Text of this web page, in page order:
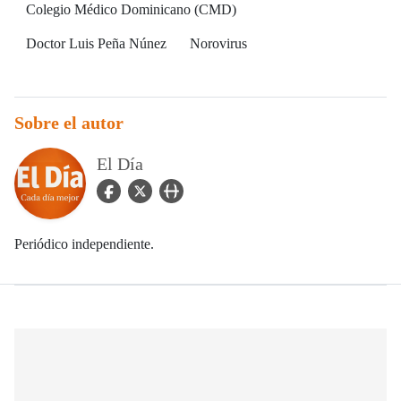
Colegio Médico Dominicano (CMD)
Doctor Luis Peña Núnez Norovirus
Sobre el autor
El Día
facebook Icon
twitter Iconuser_url Icon
Periódico independiente.